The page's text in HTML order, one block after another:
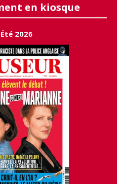
en kiosque
Été 2026